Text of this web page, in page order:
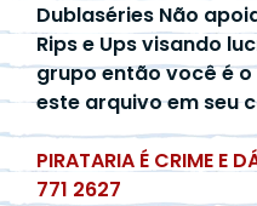
Dublaséries Não
Rips e Ups visando
grupo então você é
este arquivo em seu
PIRATARIA É CRIME E
771 2627